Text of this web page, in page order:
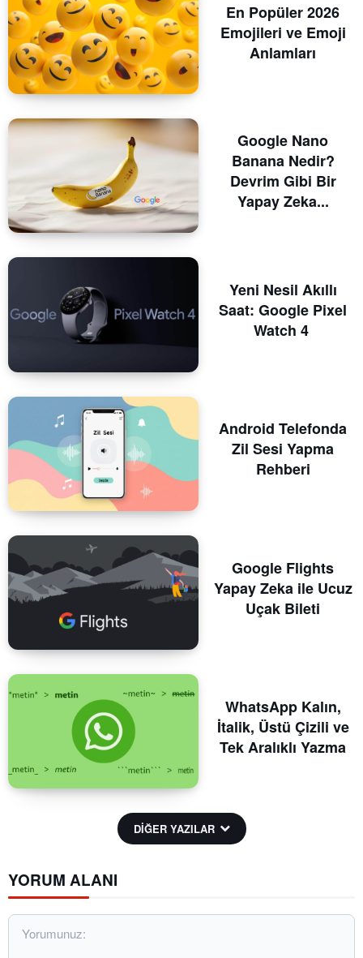
En Popüler 2026
Emojileri ve Emoji
Anlamları
Google Nano
Banana Nedir?
Devrim Gibi Bir
Yapay Zeka...
Yeni Nesil Akıllı
Saat: Google Pixel
Watch 4
Android Telefonda
Zil Sesi Yapma
Rehberi
Google Flights
Yapay Zeka ile Ucuz
Uçak Bileti
WhatsApp Kalın,
İtalik, Üstü Çizili ve
Tek Aralıklı Yazma
DİĞER YAZILAR
YORUM ALANI